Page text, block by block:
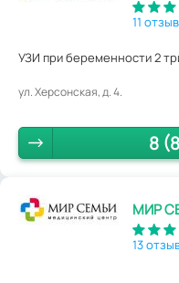
11
УЗИ при беременности 2
ул. Херсонская, д. 4.
8
МИР
13